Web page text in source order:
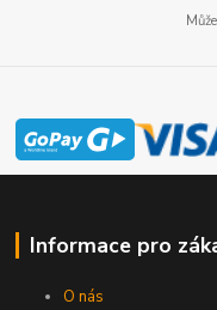
Informace pro
O nás